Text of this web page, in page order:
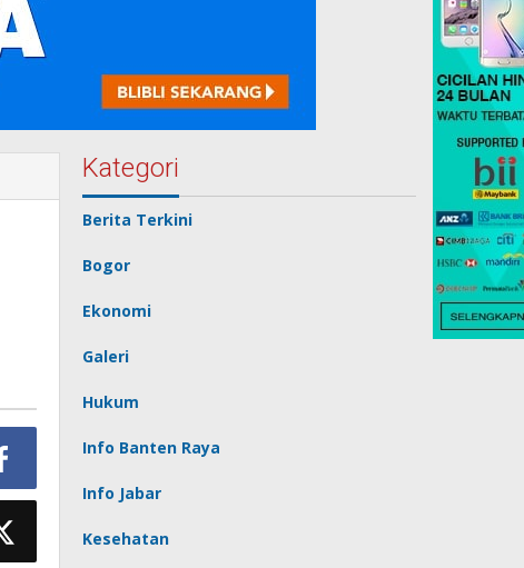
Kategori
Berita Terkini
Bogor
Ekonomi
Galeri
Hukum
Info Banten Raya
Info Jabar
Kesehatan